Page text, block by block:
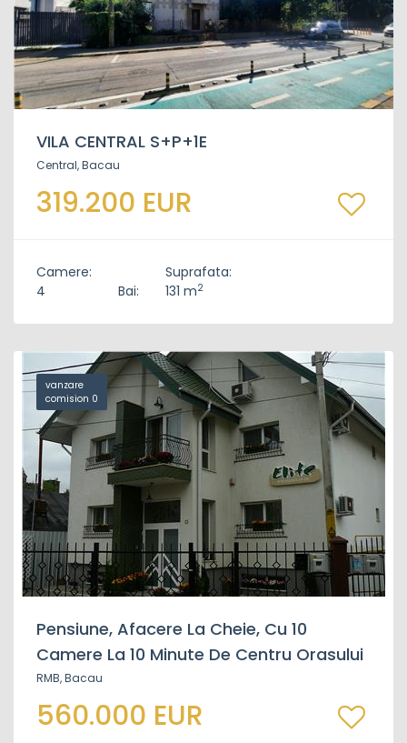
VILA CENTRAL S+P+1E
Central, Bacau
319.200 EUR
Camere:
4
Bai:
Suprafata:
131 m2
vanzare
comision 0
Pensiune, Afacere La Cheie, Cu 10
Camere La 10 Minute De Centru Orasului
RMB, Bacau
560.000 EUR